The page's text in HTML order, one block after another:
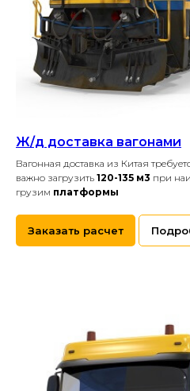
Ж/д доставка вагонами
Вагонная доставка из Китая
важно загрузить 120-135 м3 при
грузим платформы
Заказать расчет